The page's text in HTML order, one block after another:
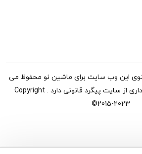
این وب سایت برای ماشین نو محفوظ می
باشد ، هر گونه کپی برداری از سایت پیگرد قانونی دارد . Copyright
©2015-2023